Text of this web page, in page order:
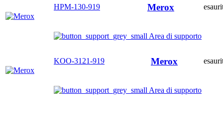
HPM-130-919 Merox
Area di supporto
KOO-3121-919 Merox
Area di supporto